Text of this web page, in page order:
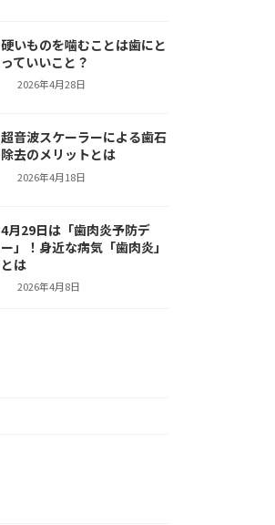
硬いものを噛むことは歯にと
っていいこと？
2026年4月28日
超音波スケーラーによる歯石
除去のメリットとは
2026年4月18日
4月29日は「歯肉炎予防デ
ー」！身近な病気「歯肉炎」
とは
2026年4月8日